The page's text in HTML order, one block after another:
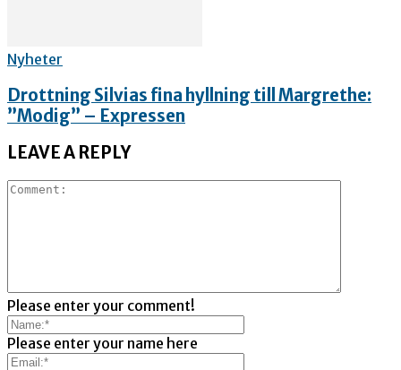
Nyheter
Drottning Silvias fina hyllning till Margrethe:
”Modig” – Expressen
LEAVE A REPLY
Please enter your comment!
Please enter your name here